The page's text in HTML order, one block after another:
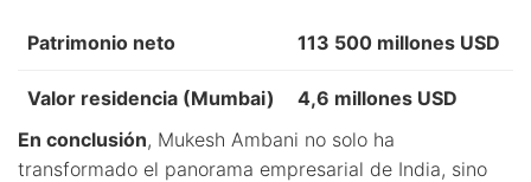
Patrimonio neto 113 500 millones USD
Valor residencia (Mumbai)
4,6 millones USD
En conclusión, Mukesh Ambani no solo ha
transformado el panorama empresarial de India, sino